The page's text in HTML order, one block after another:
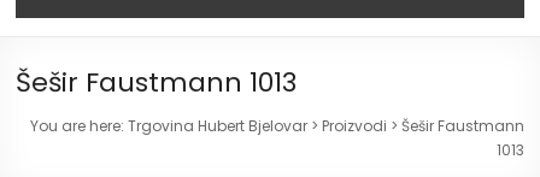
Šešir Faustmann 1013
You are here: Trgovina Hubert Bjelovar> Proizvodi > Šešir Faustmann
1013